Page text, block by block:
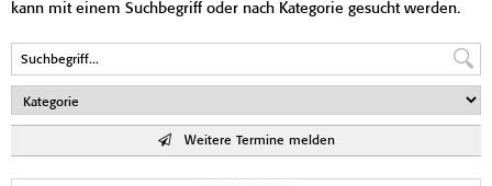
kann mit einem Suchbegriff oder nach Kategorie gesucht werden.
Weitere Termine melden